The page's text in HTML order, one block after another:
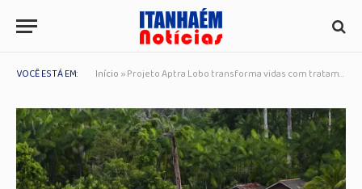
VOCÊ ESTÁ EM: Início »Projeto Aptra Lobo transforma vidas com tratamento gratuito na Amazônia